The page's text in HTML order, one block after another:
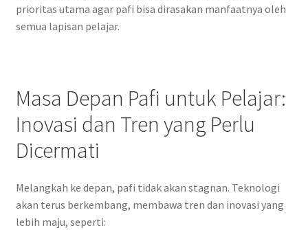
prioritas utama agar pafi bisa dirasakan manfaatnya oleh
semua lapisan pelajar.
Masa Depan Pafi untuk Pelajar:
Inovasi dan Tren yang Perlu
Dicermati
Melangkah ke depan, pafi tidak akan stagnan. Teknologi
akan terus berkembang, membawa tren dan inovasi yang
lebih maju, seperti: